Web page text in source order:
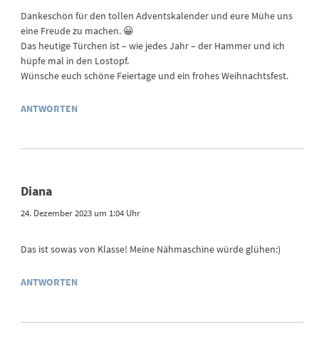
Dankeschön für den tollen Adventskalender und eure Mühe uns
eine Freude zu machen. 😀
Das heutige Türchen ist – wie jedes Jahr – der Hammer und ich
hüpfe mal in den Lostopf.
Wünsche euch schöne Feiertage und ein frohes Weihnachtsfest.
ANTWORTEN
Diana
24. Dezember 2023 um 1:04 Uhr
Das ist sowas von Klasse! Meine Nähmaschine würde glühen:)
ANTWORTEN